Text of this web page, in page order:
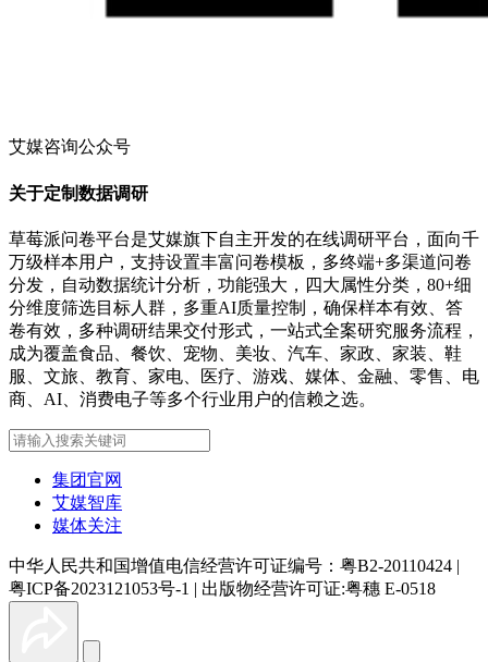
艾媒咨询公众号
关于定制数据调研
草莓派问卷平台是艾媒旗下自主开发的在线调研平台，面向千
万级样本用户，支持设置丰富问卷模板，多终端+多渠道问卷
分发，自动数据统计分析，功能强大，四大属性分类，80+细
分维度筛选目标人群，多重AI质量控制，确保样本有效、答
卷有效，多种调研结果交付形式，一站式全案研究服务流程，
成为覆盖食品、餐饮、宠物、美妆、汽车、家政、家装、鞋
服、文旅、教育、家电、医疗、游戏、媒体、金融、零售、电
商、AI、消费电子等多个行业用户的信赖之选。
集团官网
艾媒智库
媒体关注
中华人民共和国增值电信经营许可证编号：粤B2-20110424 |
粤ICP备2023121053号-1 | 出版物经营许可证:粤穗 E-0518